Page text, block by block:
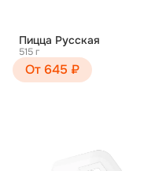
Пицца Русская
515 г
От 645 ₽